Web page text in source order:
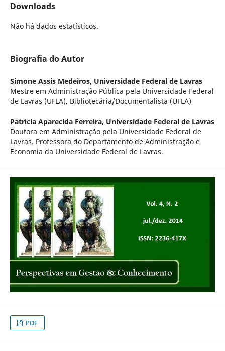
Downloads
Não há dados estatísticos.
Biografia do Autor
Simone Assis Medeiros, Universidade Federal de Lavras
Mestre em Administração Pública pela Universidade Federal
de Lavras (UFLA), Bibliotecária/Documentalista (UFLA)
Patrícia Aparecida Ferreira, Universidade Federal de Lavras
Doutora em Administração pela Universidade Federal de
Lavras. Professora do Departamento de Administração e
Economia da Universidade Federal de Lavras.
PDF